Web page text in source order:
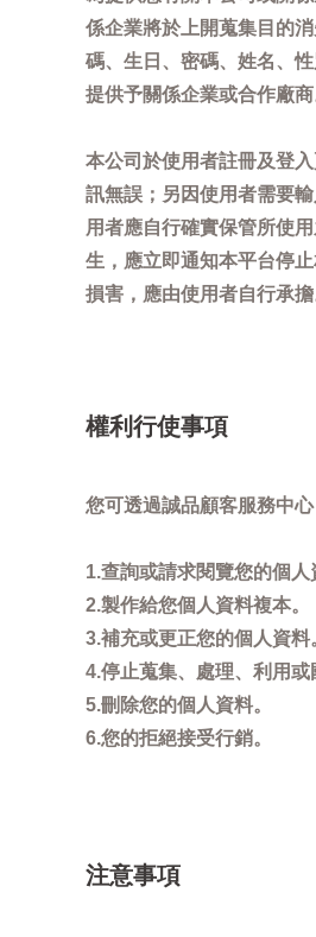
係企業將於上開蒐集目的
碼、生日、密碼、姓名、
提供予關係企業或合作廠商
本公司於使用者註冊及登
訊無誤；另因使用者需要
用者應自行確實保管所使
生，應立即通知本平台停
損害，應由使用者自行承擔
權利行使事項
您可透過誠品顧客服務中
1.查詢或請求閱覽您的個人
2.製作給您個人資料複本。
3.補充或更正您的個人資料
4.停止蒐集、處理、利用或
5.刪除您的個人資料。
6.您的拒絕接受行銷。
注意事項